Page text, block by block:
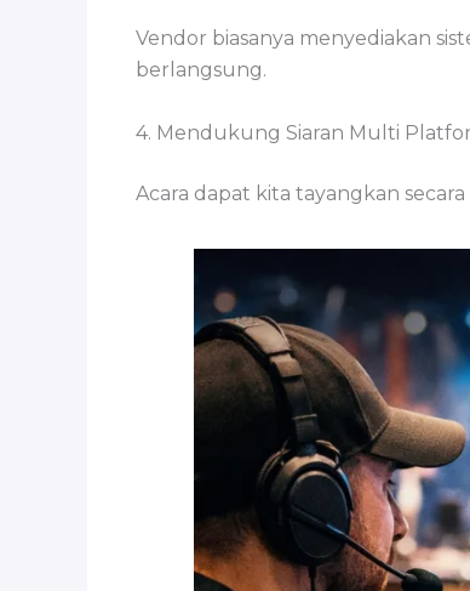
Vendor biasanya menyediakan
berlangsung.
4. Mendukung Siaran Multi
Acara dapat kita tayangkan